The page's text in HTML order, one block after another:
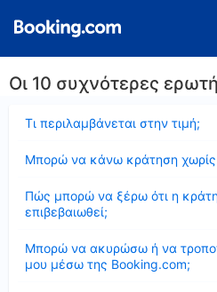
Οι 10 συχνότερες
Τι περιλαμβάνεται στην τιμή;
Μπορώ να κάνω κράτηση χωρίς
Πώς μπορώ να ξέρω ότι η
επιβεβαιωθεί;
Μπορώ να ακυρώσω ή να
μου μέσω της Booking.com;